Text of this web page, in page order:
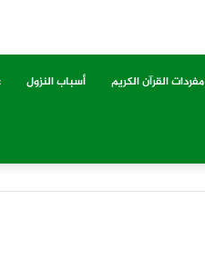
مفردات القرآن الكريم أسباب النزول